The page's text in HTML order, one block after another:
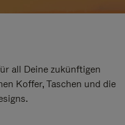
all Deine zukünftigen
Koffer, Taschen und die